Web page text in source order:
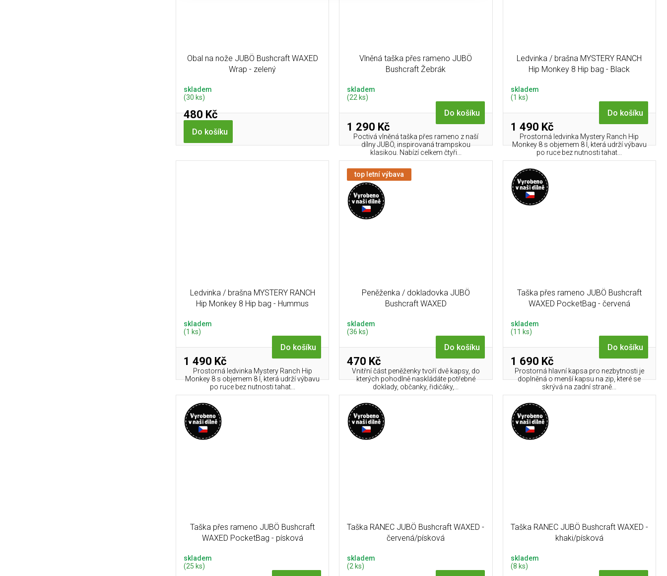
Obal na nože JUBÖ Bushcraft WAXED
Wrap - zelený
skladem
(30 ks)
480 Kč
Do košíku
Vlněná taška přes rameno JUBÖ
Bushcraft Žebrák
skladem
(22 ks)
1 290 Kč
Do košíku
Poctivá vlněná taška přes rameno z naší
dílny JUBÖ, inspirovaná trampskou
klasikou. Nabízí celkem čtyři...
Ledvinka / brašna MYSTERY RANCH
Hip Monkey 8 Hip bag - Black
skladem
(1 ks)
1 490 Kč
Do košíku
Prostorná ledvinka Mystery Ranch Hip
Monkey 8 s objemem 8 l, která udrží výbavu
po ruce bez nutnosti tahat...
Ledvinka / brašna MYSTERY RANCH
Hip Monkey 8 Hip bag - Hummus
skladem
(1 ks)
1 490 Kč
Do košíku
Prostorná ledvinka Mystery Ranch Hip
Monkey 8 s objemem 8 l, která udrží výbavu
po ruce bez nutnosti tahat...
top letní výbava
Peněženka / dokladovka JUBÖ
Bushcraft WAXED
skladem
(36 ks)
470 Kč
Do košíku
Vnitřní část peněženky tvoří dvě kapsy, do
kterých pohodlně naskládáte potřebné
doklady, občanky, řidičáky,...
Taška přes rameno JUBÖ Bushcraft
WAXED PocketBag - červená
skladem
(11 ks)
1 690 Kč
Do košíku
Prostorná hlavní kapsa pro nezbytnosti je
doplněná o menší kapsu na zip, které se
skrývá na zadní straně...
Taška přes rameno JUBÖ Bushcraft
WAXED PocketBag - písková
skladem
(25 ks)
Taška RANEC JUBÖ Bushcraft WAXED -
červená/písková
skladem
(2 ks)
Taška RANEC JUBÖ Bushcraft WAXED -
khaki/písková
skladem
(8 ks)